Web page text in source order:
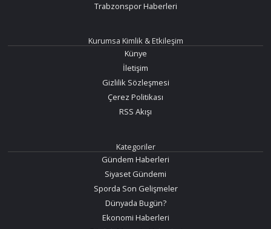
Trabzonspor Haberleri
Kurumsa Kimlik & Etkileşim
Künye
İletişim
Gizlilik Sözleşmesi
Çerez Politikası
RSS Akışı
Kategoriler
Gündem Haberleri
Siyaset Gündemi
Sporda Son Gelişmeler
Dünyada Bugün?
Ekonomi Haberleri